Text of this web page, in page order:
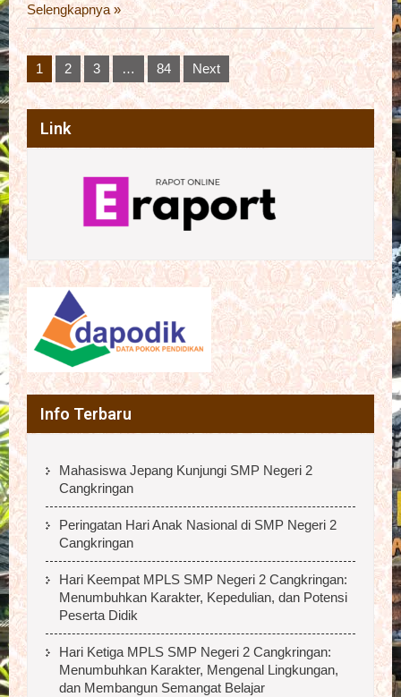
Selengkapnya »
Posts
pagination
1 2 3 … 84 Next
Link
Info Terbaru
Mahasiswa Jepang Kunjungi SMP Negeri 2
Cangkringan
Peringatan Hari Anak Nasional di SMP Negeri 2
Cangkringan
Hari Keempat MPLS SMP Negeri 2 Cangkringan:
Menumbuhkan Karakter, Kepedulian, dan Potensi
Peserta Didik
Hari Ketiga MPLS SMP Negeri 2 Cangkringan:
Menumbuhkan Karakter, Mengenal Lingkungan,
dan Membangun Semangat Belajar